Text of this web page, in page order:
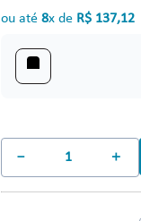
ou até 8x de R$ 137,12
＋
－